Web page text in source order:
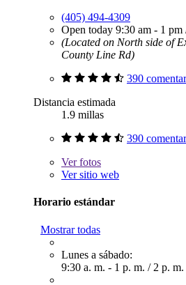
(405) 494-4309
Open today 9:30 am - 1 pm
(Located on North side of
County Line Rd)
390
Distancia estimada
1.9 millas
390
Verfotos
Ver sitio web
Horario estándar
Mostrar todas
Lunes a sábado:
9:30 a. m. - 1 p. m. / 2 p.